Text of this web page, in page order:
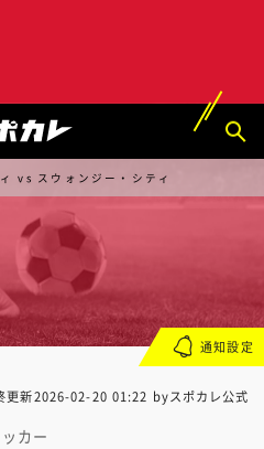
vs スウォンジー・シティ
更新2026-02-20 01:22 byスポカレ公式
カー
通知設定